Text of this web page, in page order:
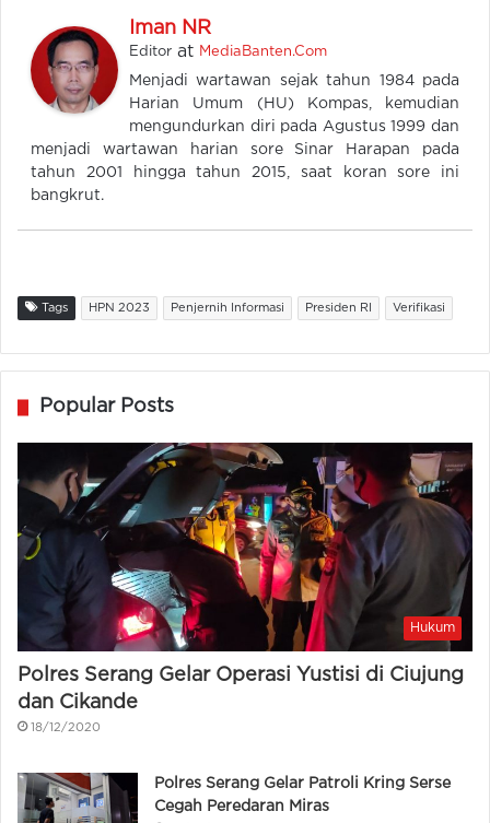
Iman NR
Editor at MediaBanten.Com
Menjadi wartawan sejak tahun 1984 pada
Harian Umum (HU) Kompas, kemudian
mengundurkan diri pada Agustus 1999 dan
menjadi wartawan harian sore Sinar Harapan pada
tahun 2001 hingga tahun 2015, saat koran sore ini
bangkrut.
Tags HPN 2023 Penjernih Informasi Presiden RI Verifikasi
Popular Posts
Hukum
Polres Serang Gelar Operasi Yustisi di Ciujung
dan Cikande
18/12/2020
Polres Serang Gelar Patroli Kring Serse
Cegah Peredaran Miras